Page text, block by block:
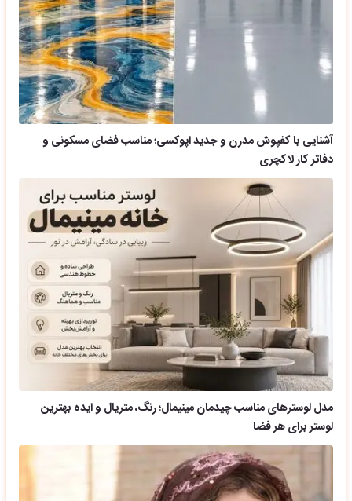
آشنایی با کفپوش مدرن و جدید اپوکسی؛ مناسب فضای مسکونی و
دفاتر کار لاکچری
مدل لوسترهای مناسب چیدمان مینیمال؛ رنگ، متریال و ایده بهترین
لوستر برای هر فضا